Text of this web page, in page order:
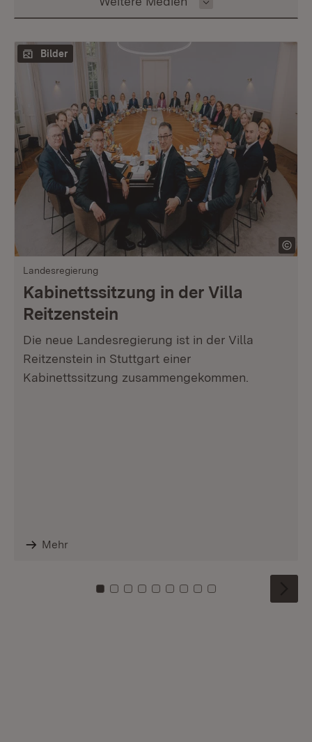
Bilder
Landesregierung
Kabinettssitzung in der Villa
Reitzenstein
Die neue Landesregierung ist in der Villa
Reitzenstein in Stuttgart einer
Kabinettssitzung zusammengekommen.
Mehr
Zu Kachel: 0
Zu Kachel: 1
Zu Kachel: 2
Zu Kachel: 3
Zu Kachel: 4
Zu Kachel: 5
Zu Kachel: 6
Zu Kachel: 7
Zu Kachel: 8